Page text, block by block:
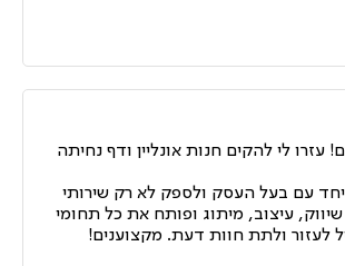
עזרו לי להקים חנות אונליין ודף נחיתה
יחד עם בעל העסק ולספק לא רק שירותי
עיצוב, מיתוג ופותח את כל תחומי
לעזור ולתת חוות דעת. מקצוענים!